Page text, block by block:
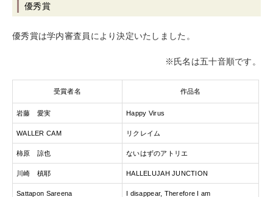
優秀賞
優秀賞は学内審査員により決定いたしました。
※氏名は五十音順です。
受賞者名 作品名
岩藤 愛実 Happy Virus
WALLER CAM リクレイム
柿原 諒也 ないはずのアトリエ
川崎 槙耶 HALLELUJAH JUNCTION
Sattapon Sareena I disappear, Therefore I am